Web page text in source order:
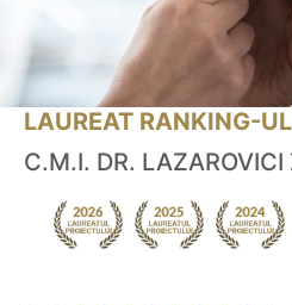
LAUREAT RANKING-
C.M.I. DR. LAZAROVICI